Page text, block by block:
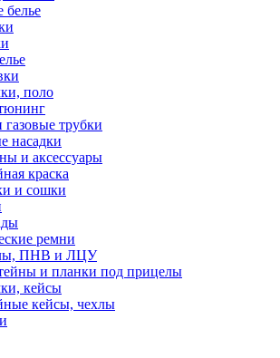
поло
газовые трубки
насадки
и аксессуары
краска
и сошки
ремни
ПНВ и ЛЦУ
и планки под прицелы
кейсы
кейсы, чехлы